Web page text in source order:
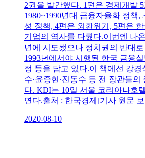
2권을 발간했다. 1편은 경제개발
1980~1990년대 금융자율화 정책,
성 정책, 4편은 외환위기, 5편은
기업의 역사를 다뤘다.이번엔 나
년에 시도됐으나 정치권의 반대
1993년에서야 시행된 한국 금융
정 등을 담고 있다.이 책에선 강경
수·윤증현·진동수 등 전 장관들
다. KDI는 10일 서울 코리아나호
연다.출처 : 한국경제[기사 원문
2020-08-10